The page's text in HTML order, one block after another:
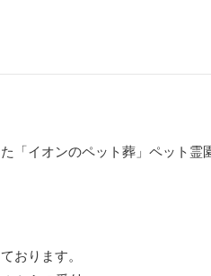
「イオンのペット葬」ペット
おります。